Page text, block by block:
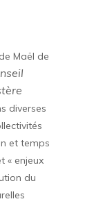
Maël de
diverses
et temps
« enjeux
du